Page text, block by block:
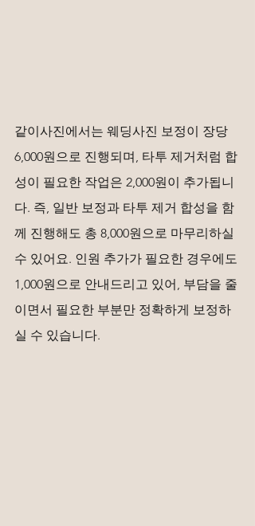
같이사진에서는 웨딩사진 보정이 장당
6,000원으로 진행되며, 타투 제거처럼 합
성이 필요한 작업은 2,000원이 추가됩니
다. 즉, 일반 보정과 타투 제거 합성을 함
께 진행해도 총 8,000원으로 마무리하실
수 있어요. 인원 추가가 필요한 경우에도
1,000원으로 안내드리고 있어, 부담을 줄
이면서 필요한 부분만 정확하게 보정하
실 수 있습니다.